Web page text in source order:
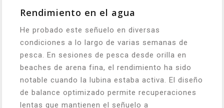
Rendimiento en el agua
He probado este señuelo en diversas
condiciones a lo largo de varias semanas de
pesca. En sesiones de pesca desde orilla en
beaches de arena fina, el rendimiento ha sido
notable cuando la lubina estaba activa. El diseño
de balance optimizado permite recuperaciones
lentas que mantienen el señuelo a